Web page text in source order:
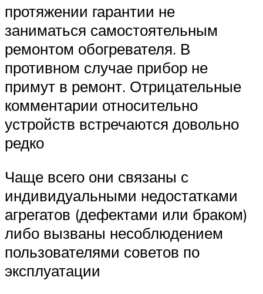
протяжении гарантии не
заниматься самостоятельным
ремонтом обогревателя. В
противном случае прибор не
примут в ремонт. Отрицательные
комментарии относительно
устройств встречаются довольно
редко
Чаще всего они связаны с
индивидуальными недостатками
агрегатов (дефектами или браком)
либо вызваны несоблюдением
пользователями советов по
эксплуатации